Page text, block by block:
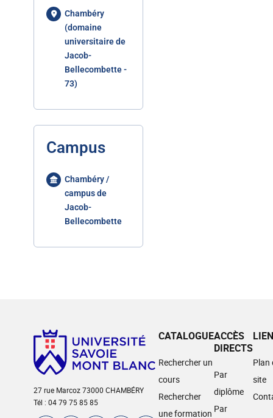
Chambéry
(domaine
universitaire de
Jacob-
Bellecombette -
73)
Campus
Chambéry /
campus de
Jacob-
Bellecombette
27 rue Marcoz 73000 CHAMBÉRY
Tél : 04 79 75 85 85
CATALOGUE
Rechercher un
cours
Rechercher
une formation
ACCÈS
DIRECTS
Par
diplôme
Par
Plan
site